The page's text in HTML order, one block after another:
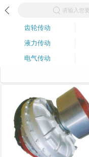
请输入您
齿轮传动
液力传动
电气传动